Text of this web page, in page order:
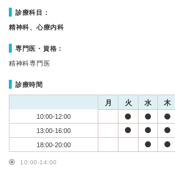
診療科目：
精神科、心療内科
専門医・資格：
精神科専門医
診療時間
月 火 水 木
10:00-12:00
13:00-16:00
18:00-20:00
10:00-14:00